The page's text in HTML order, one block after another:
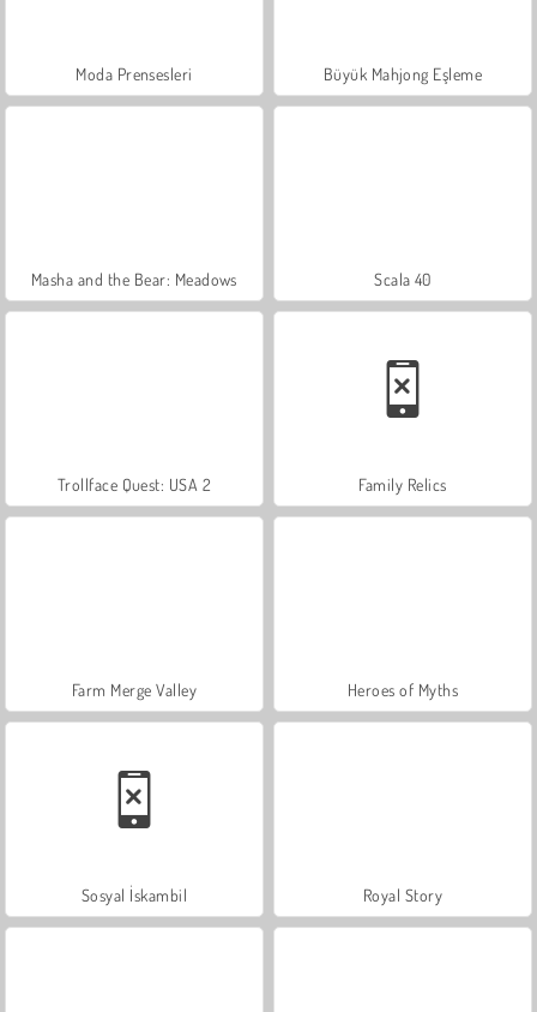
Moda Prensesleri Büyük Mahjong Eşleme
Masha and the Bear: Meadows Scala 40
Trollface Quest: USA 2 Family Relics
Farm Merge Valley Heroes of Myths
Sosyal İskambil Royal Story